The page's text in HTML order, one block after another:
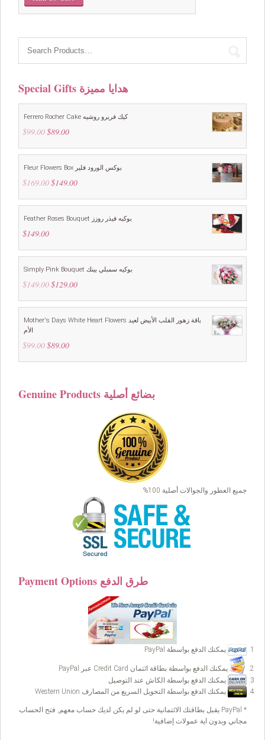
was:
Special Gifts هدايا مميزة
Ferrero Rocher Cake كيك فريرو روشيه
$99.00 Original
was:
$89.00Current
is:
Fleur Flowers Box بوكس الورود فلير
$169.00 Original
was:
$149.00Current
is:
Feather Roses Bouquet بوكيه فيذر روزز
$149.00
Simply Pink Bouquet بوكيه سمبلي بينك
$149.00 Original
was:
$129.00Current
is:
Mother's Days White Heart Flowers باقة زهور القلب الأبيض لعيد
الأم
$99.00 Original
was:
$89.00Current
is:
Genuine Products بضائع أصلية
جميع العطور والجوالات أصلية 100%
Payment Options طرق الدفع
يمكنك الدفع بواسطة PayPal
يمكنك الدفع بواسطة بطاقة ائتمان Credit Card عبر PayPal
يمكنك الدفع بواسطة الكاش عند التوصيل
يمكنك الدفع بواسطة التحويل السريع من المصارف Western Union
* PayPal يقبل بطاقتك الائتمانية حتى لو لم يكن لديك حساب معهم, فتح الحساب
مجاني وبدون اية عمولات إضافية!